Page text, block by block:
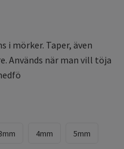
i mörker. Taper, även
Används när man vill töja
4mm 5mm